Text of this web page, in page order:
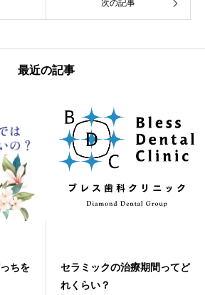
次の記事
最近の記事
ちを
セラミックの治療期間ってど
れくらい？